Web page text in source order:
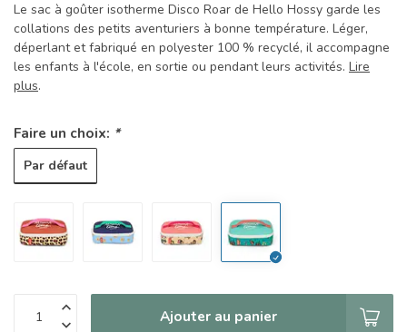
Le sac à goûter isotherme Disco Roar de Hello Hossy garde les
collations des petits aventuriers à bonne température. Léger,
déperlant et fabriqué en polyester 100 % recyclé, il accompagne
les enfants à l'école, en sortie ou pendant leurs activités. Lire
plus.
Faire un choix: *
Par défaut
Ajouter au panier